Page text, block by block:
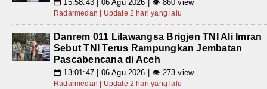
📅 15:58:43 | 06 Agu 2026 | 👁 860 view
Radarmedan | Update 2 hari yang lalu
Danrem 011 Lilawangsa Brigjen TNI Ali Imran
Sebut TNI Terus Rampungkan Jembatan
Pascabencana di Aceh
📅 13:01:47 | 06 Agu 2026 | 👁 273 view
Radarmedan | Update 2 hari yang lalu